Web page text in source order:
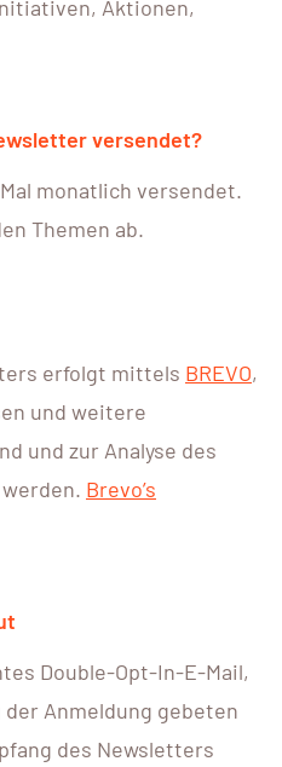
Aktionen,
versendet?
monatlich versendet.
Themen ab.
erfolgt mittels BREVO,
und weitere
und zur Analyse des
Brevo’s
Double-Opt-In-E-Mail,
Anmeldung gebeten
des Newsletters